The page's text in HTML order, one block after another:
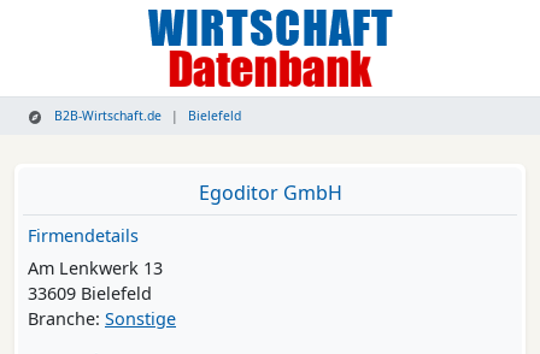
B2B-Wirtschaft.de Bielefeld
Egoditor GmbH
Firmendetails
Am Lenkwerk 13
33609 Bielefeld
Branche: Sonstige